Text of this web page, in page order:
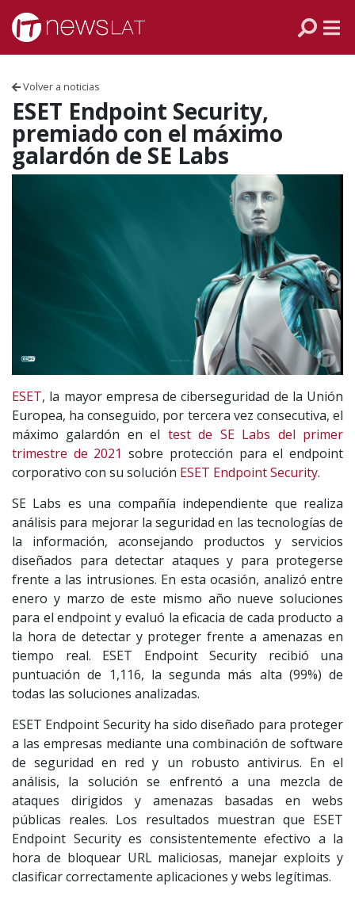
Skip to content
Volver a noticias
ESET Endpoint Security,
premiado con el máximo
galardón de SE Labs
ESET, la mayor empresa de ciberseguridad de la Unión
Europea, ha conseguido, por tercera vez consecutiva, el
máximo galardón en el test de SE Labs del primer
trimestre de 2021 sobre protección para el endpoint
corporativo con su solución ESET Endpoint Security.
SE Labs es una compañía independiente que realiza
análisis para mejorar la seguridad en las tecnologías de
la información, aconsejando productos y servicios
diseñados para detectar ataques y para protegerse
frente a las intrusiones. En esta ocasión, analizó entre
enero y marzo de este mismo año nueve soluciones
para el endpoint y evaluó la eficacia de cada producto a
la hora de detectar y proteger frente a amenazas en
tiempo real. ESET Endpoint Security recibió una
puntuación de 1,116, la segunda más alta (99%) de
todas las soluciones analizadas.
ESET Endpoint Security ha sido diseñado para proteger
a las empresas mediante una combinación de software
de seguridad en red y un robusto antivirus. En el
análisis, la solución se enfrentó a una mezcla de
ataques dirigidos y amenazas basadas en webs
públicas reales. Los resultados muestran que ESET
Endpoint Security es consistentemente efectivo a la
hora de bloquear URL maliciosas, manejar exploits y
clasificar correctamente aplicaciones y webs legítimas.
VENEZUELA
ECUADOR
MÉXICO